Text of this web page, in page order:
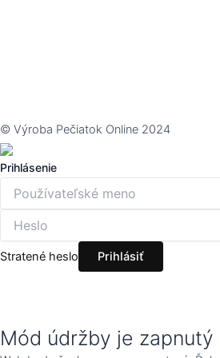
Mód údržby je zapnutý
© Výroba Pečiatok Online 2024
Prihlásenie
Stratené heslo